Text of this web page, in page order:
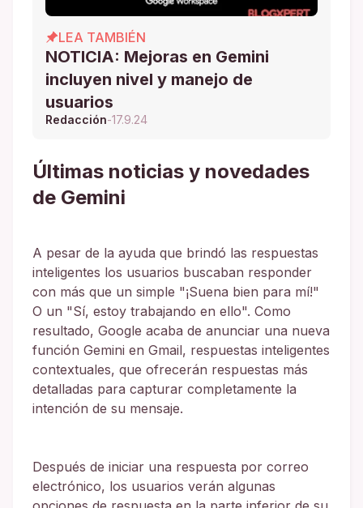
LEA TAMBIÉN
NOTICIA: Mejoras en Gemini
incluyen nivel y manejo de
usuarios
Redacción-17.9.24
Últimas noticias y novedades
de Gemini
A pesar de la ayuda que brindó las respuestas
inteligentes los usuarios buscaban responder
con más que un simple "¡Suena bien para mí!"
O un "Sí, estoy trabajando en ello". Como
resultado, Google acaba de anunciar una nueva
función Gemini en Gmail, respuestas inteligentes
contextuales, que ofrecerán respuestas más
detalladas para capturar completamente la
intención de su mensaje.
Después de iniciar una respuesta por correo
electrónico, los usuarios verán algunas